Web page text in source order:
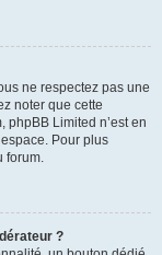
ne respectez pas une
noter que cette
phpBB Limited n’est en
Pour plus
forum.
?